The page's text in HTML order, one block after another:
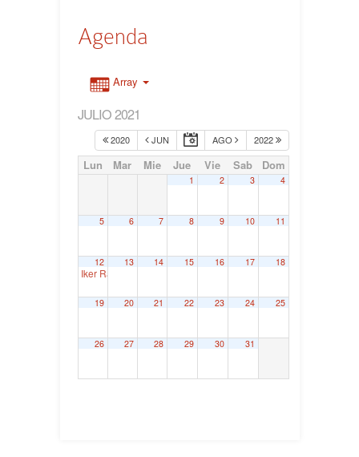
Agenda
Array
JULIO 2021
2020 JUN AGO 2022
Lun Mar Mie Jue Vie Sab Dom
1 2 3 4
5 6 7 8 9 10 11
12
Iker Rahona. Juntas Generales de Bizkaia
13 14 15 16 17 18
19 20 21 22 23 24 25
26 27 28 29 30 31